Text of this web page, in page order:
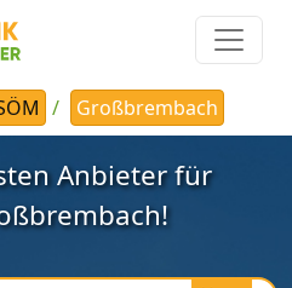
Großbrembach
Anbieter für